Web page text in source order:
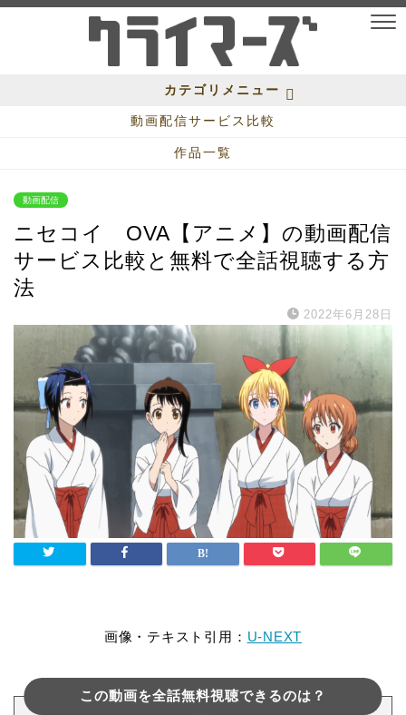
カテゴリメニュー
動画配信サービス比較
作品一覧
動画配信
ニセコイ OVA【アニメ】の動画配信
サービス比較と無料で全話視聴する方
法
2022年6月28日
画像・テキスト引用： U-NEXT
この動画を全話無料視聴できるのは？